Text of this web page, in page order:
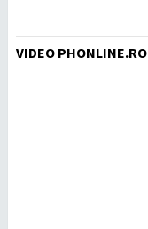
VIDEO PHONLINE.RO